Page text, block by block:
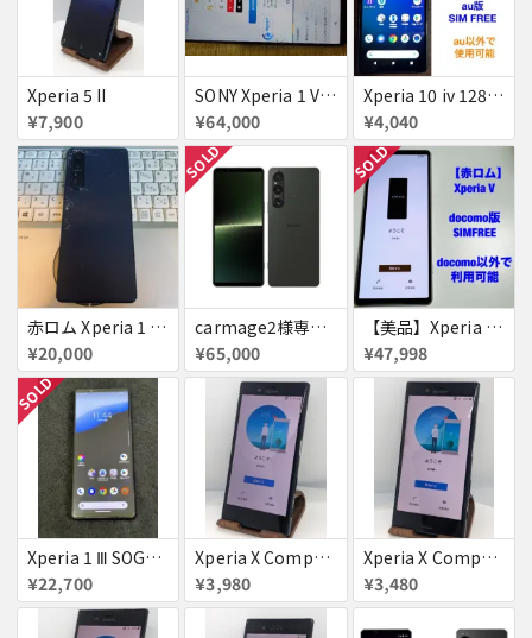
Xperia 5 II
¥7,900
SONY Xperia 1 VI XQ-EC44 SIMフリー 12GB/512GB ブラック + Style Cover
¥64,000
Xperia 10 iv 128GB 赤ロム
¥4,040
赤ロム Xperia 1 iii SOG03 ジャンク
¥20,000
SOLD
carmage2様専用 赤ロム XPERIA 1 Ꮩ SoftBank A301SO SIMフリー 送料無料
¥65,000
SOLD
【美品】Xperia 5 V SO-53D［赤ロム］ Xperia5 V
¥47,998
SOLD
Xperia 1 Ⅲ SOG03 フロストブラック simフリー 美品 訳あり
¥22,700
Xperia X Compact
¥3,980
Xperia X Compact
¥3,480